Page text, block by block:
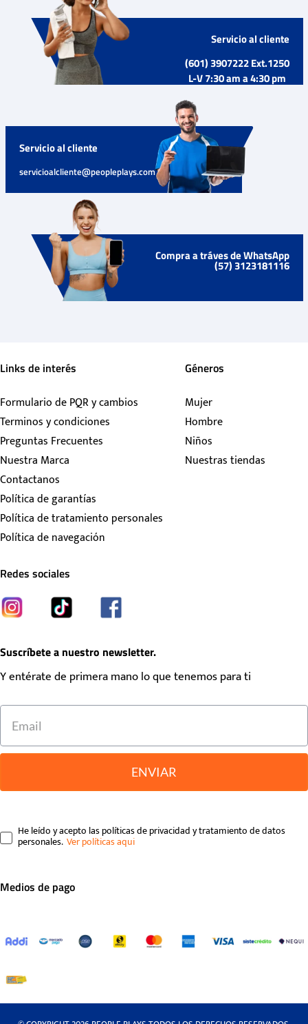
Servicio al cliente
(601) 3907222 Ext.1250
L-V 7:30 am a 4:30 pm
Servicio al cliente
servicioalcliente@peopleplays.com
Compra a tráves de WhatsApp
(57) 3123181116
Links de interés
Formulario de PQR y cambios
Terminos y condiciones
Preguntas Frecuentes
Nuestra Marca
Contactanos
Política de garantías
Política de tratamiento personales
Política de navegación
Géneros
Mujer
Hombre
Niños
Nuestras tiendas
Redes sociales
Suscríbete a nuestro newsletter.
Y entérate de primera mano lo que tenemos para ti
ENVIAR
He leído y acepto las políticas de privacidad y tratamiento de datos
personales.
Medios de pago